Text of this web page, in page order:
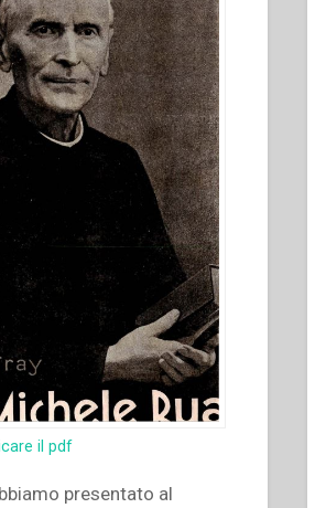
il pdf
presentato al